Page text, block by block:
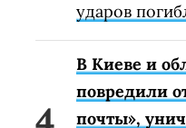
ударов
В Киеве и
повредили
почты»,